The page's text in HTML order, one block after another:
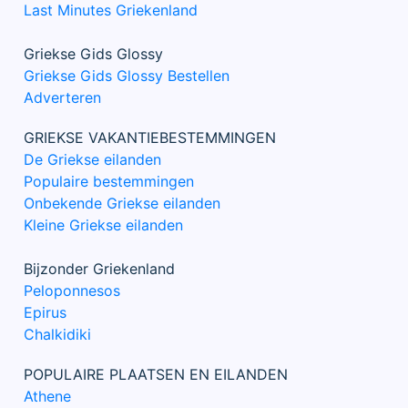
Last Minutes Griekenland
Griekse Gids Glossy
Griekse Gids Glossy Bestellen
Adverteren
GRIEKSE VAKANTIEBESTEMMINGEN
De Griekse eilanden
Populaire bestemmingen
Onbekende Griekse eilanden
Kleine Griekse eilanden
Bijzonder Griekenland
Peloponnesos
Epirus
Chalkidiki
POPULAIRE PLAATSEN EN EILANDEN
Athene